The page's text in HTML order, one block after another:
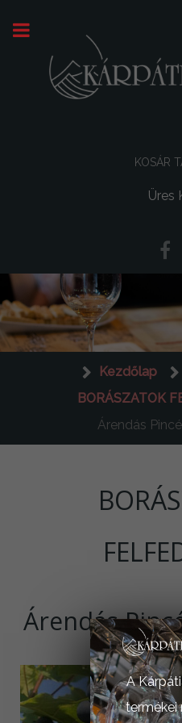
KOSÁR
Üres
Kezdőlap
BORÁSZATOK
Árendás
Árendás
A
termékei